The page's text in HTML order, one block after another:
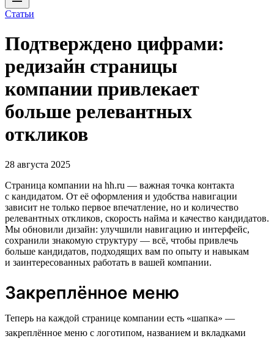
Статьи
Подтверждено цифрами:
редизайн страницы
компании привлекает
больше релевантных
откликов
28 августа 2025
Страница компании на hh.ru — важная точка контакта
с кандидатом. От её оформления и удобства навигации
зависит не только первое впечатление, но и количество
релевантных откликов, скорость найма и качество кандидатов.
Мы обновили дизайн: улучшили навигацию и интерфейс,
сохранили знакомую структуру — всё, чтобы привлечь
больше кандидатов, подходящих вам по опыту и навыкам
и заинтересованных работать в вашей компании.
Закреплённое меню
Теперь на каждой странице компании есть «шапка» —
закреплённое меню с логотипом, названием и вкладками